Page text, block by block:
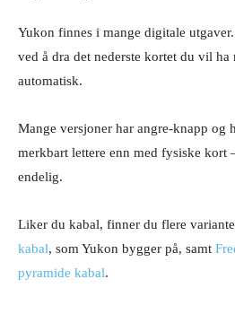
Yukon finnes i mange digitale
ved å dra det nederste kortet du vil ha
automatisk.
Mange versjoner har angre-knapp og
merkbart lettere enn med fysiske kort
endelig.
Liker du kabal, finner du flere
kabal, som Yukon bygger på, samt
pyramide kabal.